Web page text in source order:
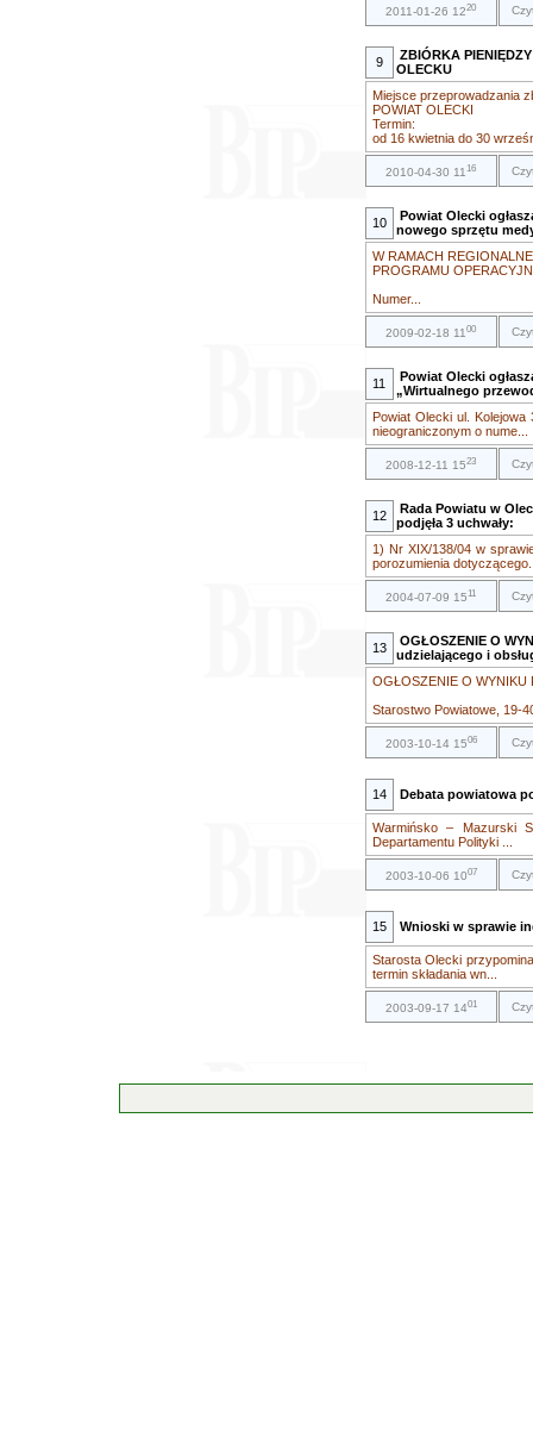
2011-01-26 1220
9
ZBIÓRKA
OLECKU
Miejsce przeprowadzania
POWIAT OLECKI
Termin:
od 16 kwietnia do 30
2010-04-30 1116
10
Powiat Olecki
nowego sprzętu
W RAMACH
PROGRAMU
Numer...
2009-02-18 1100
11
Powiat Olecki
„Wirtualnego
Powiat Olecki ul.
nieograniczonym o nume...
2008-12-11 1523
12
Rada Powiatu w
podjęła 3 uchwały:
1) Nr XIX/138/04 w
porozumienia
2004-07-09 1511
13
OGŁOSZENIE O
udzielającego i
OGŁOSZENIE O WYNIKU
Starostwo Powiatowe, 19-
2003-10-14 1506
14 Debata powiatowa
Warmińsko – Mazurski
Departamentu Polityki ...
2003-10-06 1007
15 Wnioski w sprawie
Starosta Olecki
termin składania wn...
2003-09-17 1401